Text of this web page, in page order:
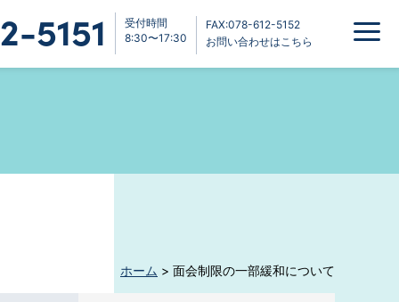
5151
受付時間
8:30〜17:30
FAX:078-612-5152
お問い合わせはこちら
ホーム > 面会制限の一部緩和について